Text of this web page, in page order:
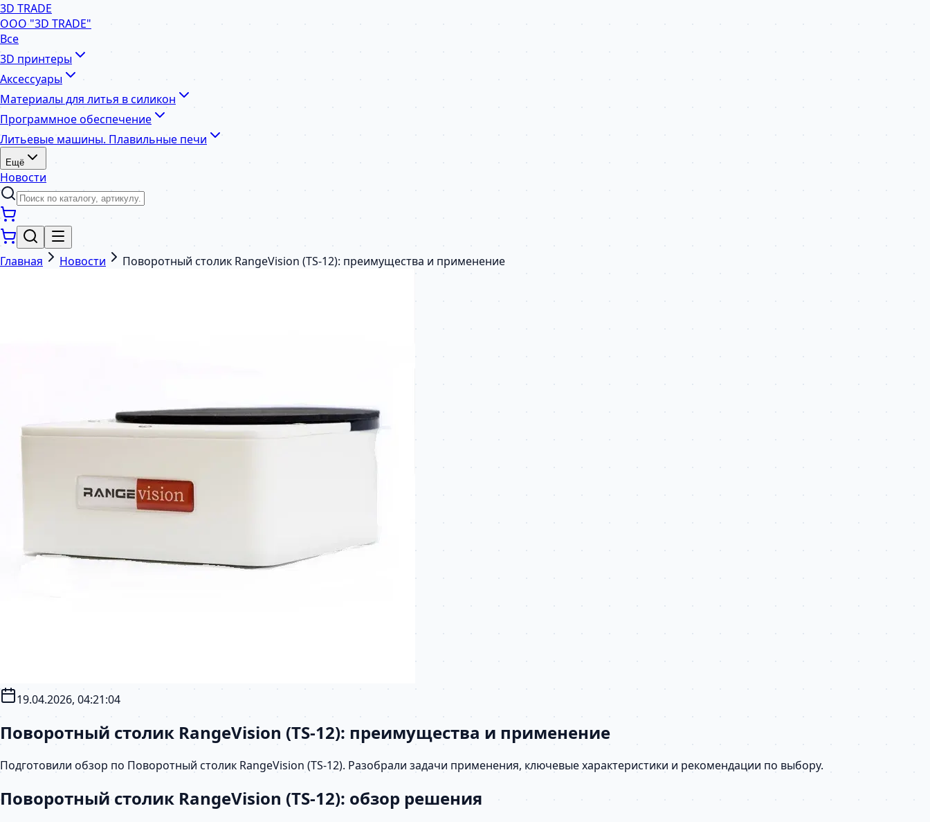
3D TRADE
ООО "3D TRADE"
Все
3D принтеры
Аксессуары
Материалы для литья в силикон
Программное обеспечение
Литьевые машины. Плавильные печи
Ещё
Новости
Главная Новости Поворотный столик RangeVision (TS-12): преимущества и применение
19.04.2026, 04:21:04
Поворотный столик RangeVision (TS-12): преимущества и применение
Подготовили обзор по Поворотный столик RangeVision (TS-12). Разобрали задачи применения, ключевые характеристики и рекомендации по выбору.
Поворотный столик RangeVision (TS-12): обзор решения